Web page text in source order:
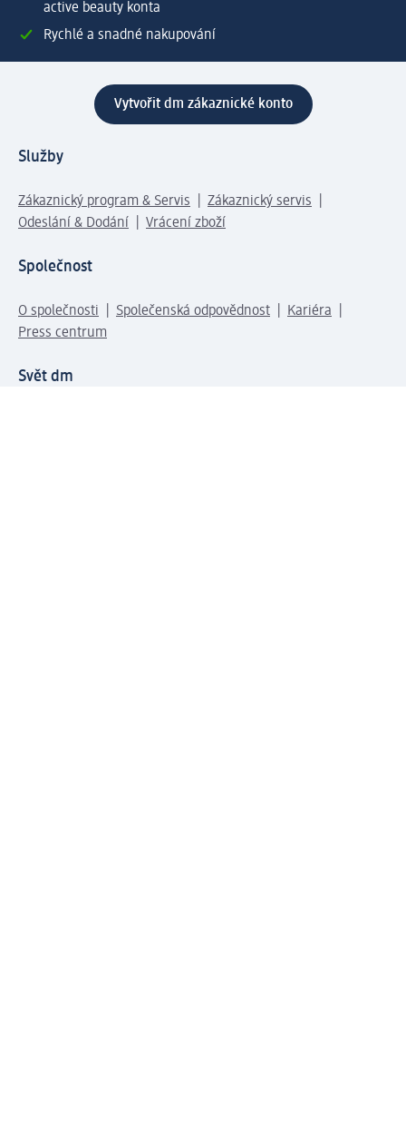
active beauty konta
Rychlé a snadné nakupování
Vytvořit dm zákaznické konto
Služby
Zákaznický program & Servis
Zákaznický servis
Odeslání & Dodání
Vrácení zboží
Společnost
O společnosti Společenská odpovědnost
Kariéra
Press centrum
Svět dm